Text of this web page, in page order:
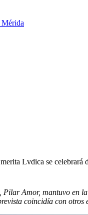
Lvdica se celebrará
Amor, mantuvo en
coincidía con otros